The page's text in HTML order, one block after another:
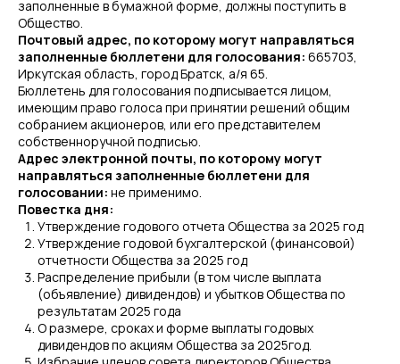
заполненные в бумажной форме, должны поступить в
Общество.
Почтовый адрес, по которому могут направляться
заполненные бюллетени для голосования: 665703,
Иркутская область, город Братск, а/я 65.
Бюллетень для голосования подписывается лицом,
имеющим право голоса при принятии решений общим
собранием акционеров, или его представителем
собственноручной подписью.
Адрес электронной почты, по которому могут
направляться заполненные бюллетени для
голосовании: не применимо.
Повестка дня:
Утверждение годового отчета Общества за 2025 год
Утверждение годовой бухгалтерской (финансовой)
отчетности Общества за 2025 год
Распределение прибыли (в том числе выплата
(объявление) дивидендов) и убытков Общества по
результатам 2025 года
О размере, сроках и форме выплаты годовых
дивидендов по акциям Общества за 2025год.